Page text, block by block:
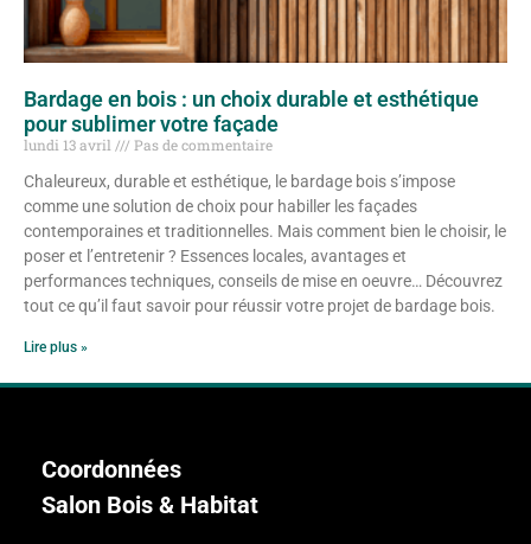
Bardage en bois : un choix durable et esthétique
pour sublimer votre façade
lundi 13 avril
Pas de commentaire
Chaleureux, durable et esthétique, le bardage bois s’impose
comme une solution de choix pour habiller les façades
contemporaines et traditionnelles. Mais comment bien le choisir, le
poser et l’entretenir ? Essences locales, avantages et
performances techniques, conseils de mise en oeuvre… Découvrez
tout ce qu’il faut savoir pour réussir votre projet de bardage bois.
Lire plus »
Coordonnées
Salon Bois & Habitat